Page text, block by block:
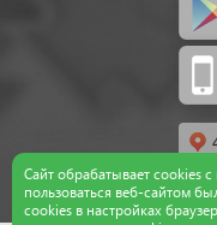
Сайт обрабатывает cookies
пользоваться веб-сайтом
сookies в настройках